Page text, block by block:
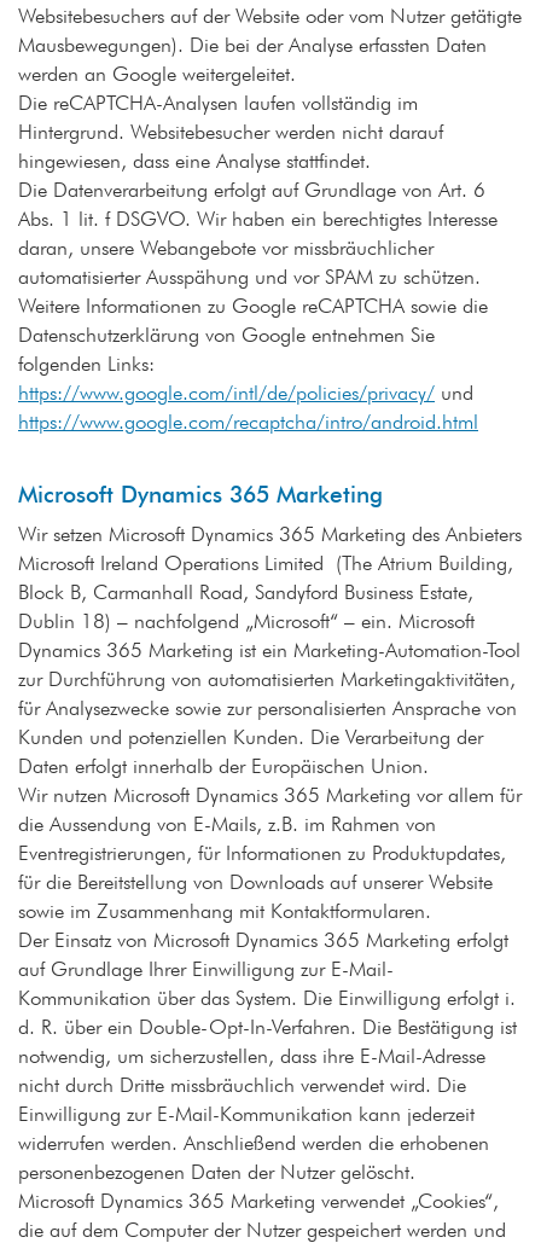
Websitebesuchers auf der Website oder vom Nutzer getätigte
Mausbewegungen). Die bei der Analyse erfassten Daten
werden an Google weitergeleitet.
Die reCAPTCHA-Analysen laufen vollständig im
Hintergrund. Websitebesucher werden nicht darauf
hingewiesen, dass eine Analyse stattfindet.
Die Datenverarbeitung erfolgt auf Grundlage von Art. 6
Abs. 1 lit. f DSGVO. Wir haben ein berechtigtes Interesse
daran, unsere Webangebote vor missbräuchlicher
automatisierter Ausspähung und vor SPAM zu schützen.
Weitere Informationen zu Google reCAPTCHA sowie die
Datenschutzerklärung von Google entnehmen Sie
folgenden Links:
https://www.google.com/intl/de/policies/privacy/ und
https://www.google.com/recaptcha/intro/android.html
Microsoft Dynamics 365 Marketing
Wir setzen Microsoft Dynamics 365 Marketing des Anbieters
Microsoft Ireland Operations Limited (The Atrium Building,
Block B, Carmanhall Road, Sandyford Business Estate,
Dublin 18) – nachfolgend „Microsoft“ – ein. Microsoft
Dynamics 365 Marketing ist ein Marketing-Automation-Tool
zur Durchführung von automatisierten Marketingaktivitäten,
für Analysezwecke sowie zur personalisierten Ansprache von
Kunden und potenziellen Kunden. Die Verarbeitung der
Daten erfolgt innerhalb der Europäischen Union.
Wir nutzen Microsoft Dynamics 365 Marketing vor allem für
die Aussendung von E-Mails, z.B. im Rahmen von
Eventregistrierungen, für Informationen zu Produktupdates,
für die Bereitstellung von Downloads auf unserer Website
sowie im Zusammenhang mit Kontaktformularen.
Der Einsatz von Microsoft Dynamics 365 Marketing erfolgt
auf Grundlage Ihrer Einwilligung zur E-Mail-
Kommunikation über das System. Die Einwilligung erfolgt i.
d. R. über ein Double-Opt-In-Verfahren. Die Bestätigung ist
notwendig, um sicherzustellen, dass ihre E-Mail-Adresse
nicht durch Dritte missbräuchlich verwendet wird. Die
Einwilligung zur E-Mail-Kommunikation kann jederzeit
widerrufen werden. Anschließend werden die erhobenen
personenbezogenen Daten der Nutzer gelöscht.
Microsoft Dynamics 365 Marketing verwendet „Cookies“,
die auf dem Computer der Nutzer gespeichert werden und